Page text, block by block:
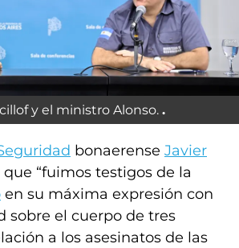
y el ministro Alonso.
bonaerense Javier
que “fuimos testigos de la
en su máxima expresión con
sobre el cuerpo de tres
a los asesinatos de las